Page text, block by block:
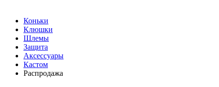
Коньки
Клюшки
Шлемы
Защита
Аксессуары
Кастом
Распродажа